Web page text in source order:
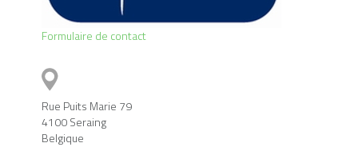
Formulaire de contact
Rue Puits Marie 79
4100 Seraing
Belgique